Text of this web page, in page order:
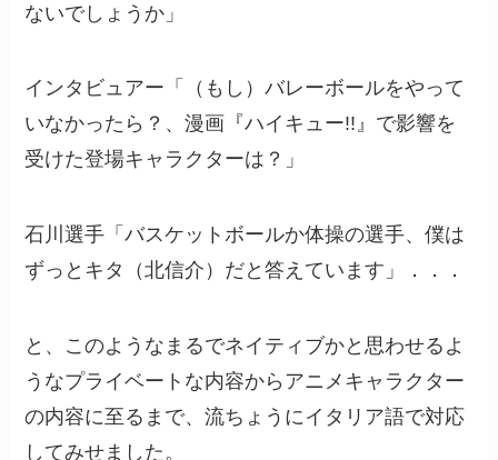
ないでしょうか」
インタビュアー「（もし）バレーボールをやって
いなかったら？、漫画『ハイキュー!!』で影響を
受けた登場キャラクターは？」
石川選手「バスケットボールか体操の選手、僕は
ずっとキタ（北信介）だと答えています」．．．
と、このようなまるでネイティブかと思わせるよ
うなプライベートな内容からアニメキャラクター
の内容に至るまで、流ちょうにイタリア語で対応
してみせました。